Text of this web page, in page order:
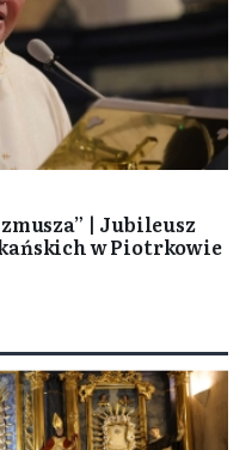
| Jubileusz
w Piotrkowie